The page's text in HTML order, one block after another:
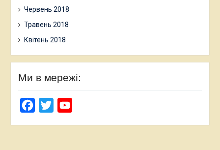
Червень 2018
Травень 2018
Квітень 2018
Ми в мережі:
Facebook
Twitter